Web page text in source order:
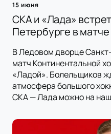
15 июня
СКА и «Лада»
Петербурге в
В Ледовом дворце
матч Континентальной
«Ладой». Болельщиков
атмосфера большого
СКА — Лада можно на